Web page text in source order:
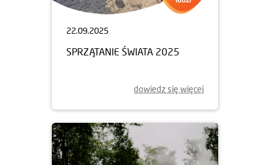
22.09.2025
SPRZĄTANIE ŚWIATA 2025
dowiedz się więcej